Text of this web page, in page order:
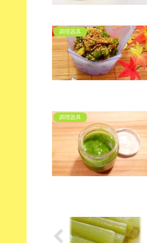
調理器具
調理器具